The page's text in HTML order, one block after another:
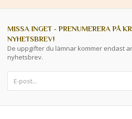
MISSA INGET - PRENUMERERA PÅ
NYHETSBREV!
De uppgifter du lämnar kommer endast
nyhetsbrev.